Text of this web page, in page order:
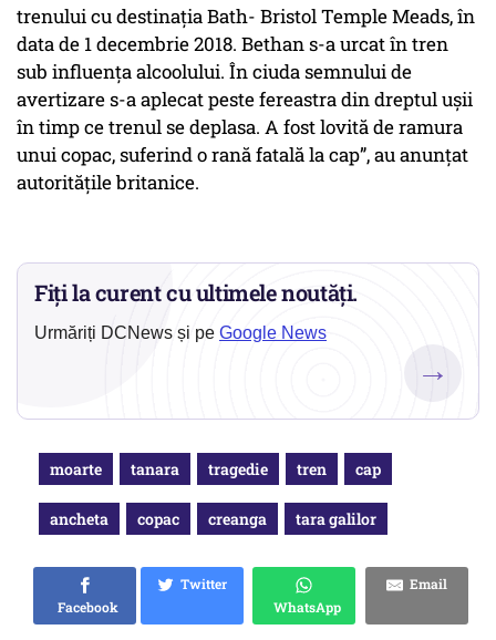
trenului cu destinaţia Bath- Bristol Temple Meads, în
data de 1 decembrie 2018. Bethan s-a urcat în tren
sub influenţa alcoolului. În ciuda semnului de
avertizare s-a aplecat peste fereastra din dreptul uşii
în timp ce trenul se deplasa. A fost lovită de ramura
unui copac, suferind o rană fatală la cap”, au anunțat
autoritățile britanice.
Fiți la curent cu ultimele noutăți.
Urmăriți DCNews și pe Google News
→
moarte tanara tragedie tren cap
ancheta copac creanga tara galilor
Facebook
Twitter
WhatsApp
Email